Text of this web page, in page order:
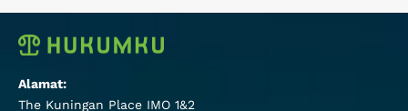
Alamat:
The Kuningan Place IMO 1&2